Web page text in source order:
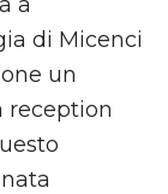
di Micenci
un
reception